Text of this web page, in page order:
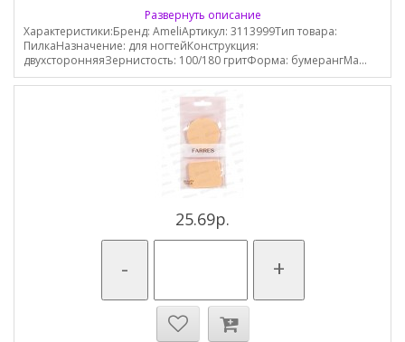
Развернуть описание
Характеристики:Бренд: AmeliАртикул: 3113999Тип товара:
ПилкаНазначение: для ногтейКонструкция:
двухсторонняяЗернистость: 100/180 гритФорма: бумерангМа...
25.69р.
- +